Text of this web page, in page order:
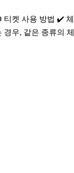
켓 사용 방법 ✔️
우, 같은 종류의